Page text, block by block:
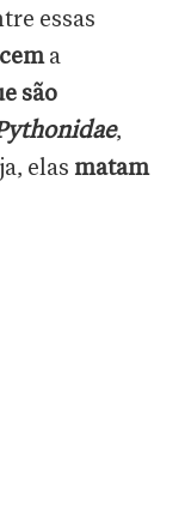
essas
a
são
,
elas matam